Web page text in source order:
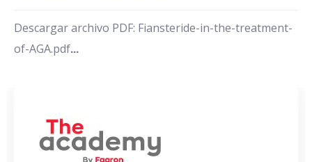
Descargar archivo PDF: Fiansteride-in-the-treatment-
of-AGA.pdf...